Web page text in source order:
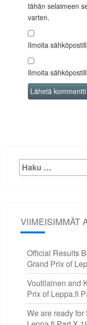
tähän selaimeen
varten.
Ilmoita
Ilmoita
Etsi:
VIIMEISIMMÄT
Official Results
Grand Prix of
Voutilainen and
Prix of Leppa.fi
We are ready